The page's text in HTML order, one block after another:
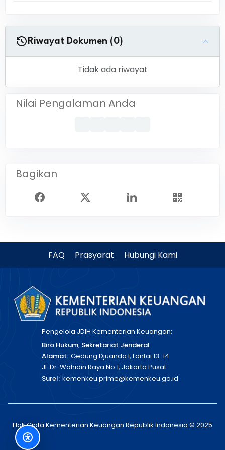
Riwayat Dokumen (0)
Tidak ada riwayat
Nilai Pengalaman Anda
Bagikan
FAQ Prasyarat Hubungi Kami
Pengelola JDIH Kementerian Keuangan:
Biro Hukum, Sekretariat Jenderal
Alamat: Gedung Djuanda I, Lantai 13-14
Jl. Dr. Wahidin Raya No 1, Jakarta Pusat
Surel: kemenkeu.prime@kemenkeu.go.id
Hak Cipta Kementerian Keuangan Republik Indonesia © 2025